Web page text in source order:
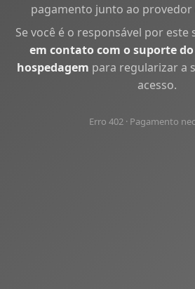
pagamento junto ao provedor
Se você é o responsável por
em contato com o suporte
hospedagem para regularizar a
acesso.
Erro 402 · Pagamento